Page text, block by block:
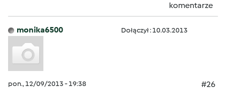
komentarze
monika6500 Dołączył : 10.03.2013
pon., 12/09/2013 - 19:38
#26